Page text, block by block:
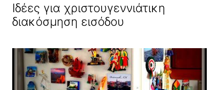
Ιδέες για χριστουγεννιάτικη
διακόσμηση εισόδου